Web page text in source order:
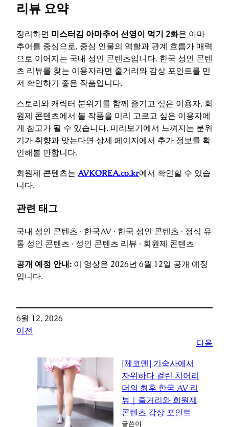
리뷰 요약
정리하면 미스터김 아마추어 선영이 먹기 2화은 아마
추어를 중심으로, 중심 인물의 역할과 관계 흐름가 매력
으로 이어지는 국내 성인 콘텐츠입니다. 한국 성인 콘텐
츠 리뷰를 찾는 이용자라면 줄거리와 감상 포인트를 먼
저 확인하기 좋은 작품입니다.
스토리와 캐릭터 분위기를 함께 즐기고 싶은 이용자, 회
원제 콘텐츠에서 볼 작품을 미리 고르고 싶은 이용자에
게 참고가 될 수 있습니다. 미리보기에서 느껴지는 분위
기가 취향과 맞는다면 상세 페이지에서 추가 정보를 확
인해볼 만합니다.
회원제 콘텐츠는 AVKOREA.co.kr에서 확인할 수 있습
니다.
관련 태그
국내 성인 콘텐츠 · 한국AV · 한국 성인 콘텐츠 · 정식 유
통 성인 콘텐츠 · 성인 콘텐츠 리뷰 · 회원제 콘텐츠
공개 예정 안내: 이 영상은 2026년 6월 12일 공개 예정
입니다.
6월 12, 2026
이전
다음
[체코맨] 기숙사에서
자위하다 걸린 치어리
더의 최후 한국 AV 리
뷰｜줄거리와 회원제
콘텐츠 감상 포인트
글쓴이